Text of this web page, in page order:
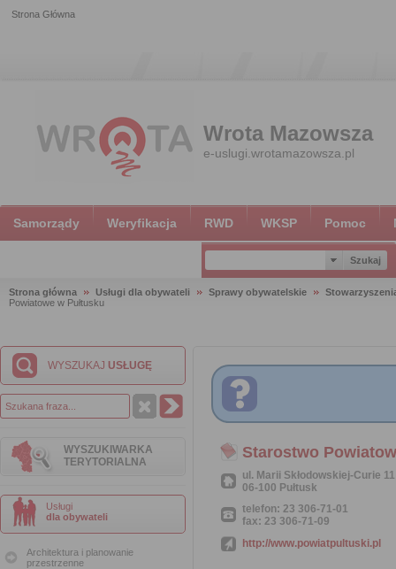
Strona Główna
Wrota Mazowsza
e-uslugi.wrotamazowsza.pl
Samorządy Weryfikacja RWD WKSP Pomoc
Strona główna Usługi dla obywateli Sprawy obywatelskie
Powiatowe w Pułtusku
WYSZUKAJ USŁUGĘ
WYSZUKIWARKA
TERYTORIALNA
Usługi
dla obywateli
Architektura i planowanie
przestrzenne
Starostwo
ul. Marii Skłodowskiej-Curie 11
06-100 Pułtusk
telefon: 23 306-71-01
fax: 23 306-71-09
http://www.powiatpultuski.pl